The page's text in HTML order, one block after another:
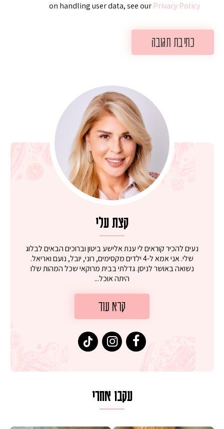
on handling user data, see our Privacy Policy
קצת עלי
נעים להכיר קוראים לי ענת אלישע ביטון וברוכים הבאים לבלוג
שלי. אני אמא ל-4 ילדים מקסימים, רוני, יובל, נועם ואריאל.
נשואה באושר לניסן. גדלתי בבית מרוקאי שכל המהות שלו
היתה אוכל...
קרא עוד
עקבו אחרי
על מחבת עם גבינה בולגרית מעודנת מ